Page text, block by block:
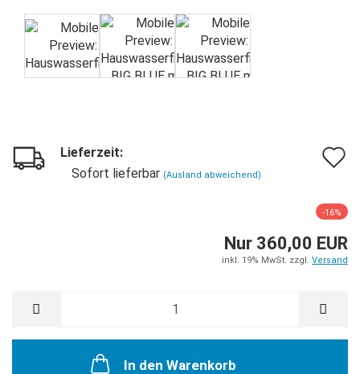
Lieferzeit:
Sofort lieferbar (Ausland abweichend)
-16%
Nur 360,00 EUR
inkl. 19% MwSt. zzgl. Versand
In den Warenkorb